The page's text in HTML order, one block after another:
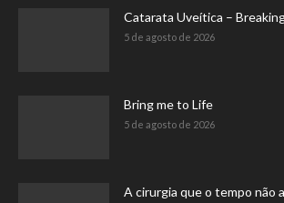
Catarata Uveítica –
5 de agosto de 2026
Bring me to Life
5 de agosto de 2026
A cirurgia que o tempo não